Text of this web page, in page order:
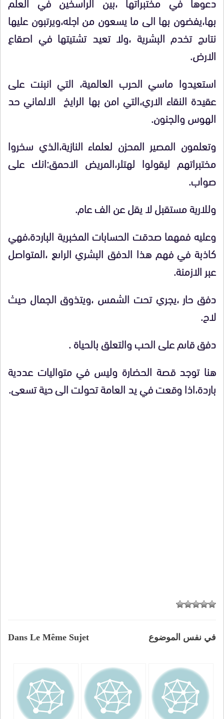
بها،يفضون بها الى ما يسعون من اجله،ويرتبون عليها
نتاىج تخدم البشرية ،ولا تعيد تشتيتها في اصقاع
الارض.
استعيدوا ماسي الحرب العالمية، التي انبنت على
عقيدة النقاء الاري،التي امن بها الرايخ الالماني حد
الهوس والجنون.
وتعلمون المصير المحزن لعلماء النازية،الذي سخروا
مختبراتهم ليقولوا لهتلر،المريض الاحمق:انك على
صواب.
وللارية مستقبل لا يقل عن الف عام.
وعليه فمهما صدقت الحسابات المخبرية الباردة،فهي
كاذبة في فهم هذا الدفق البشري الراىع ،المتواصل
عبر الازمنة.
دفق حار ،يجري تحت الشمس ،ويتذوق الجمال حيث
لاح.
دفق قاىم على الحب والتعلق بالحياة .
هنا توجد قصة الحضارة وليس في متواليات عددية
باردة،اذا وقعت في يد العامة تحولت الى حية تسعى.
Dans Le Même Sujet في نفس الموضوع